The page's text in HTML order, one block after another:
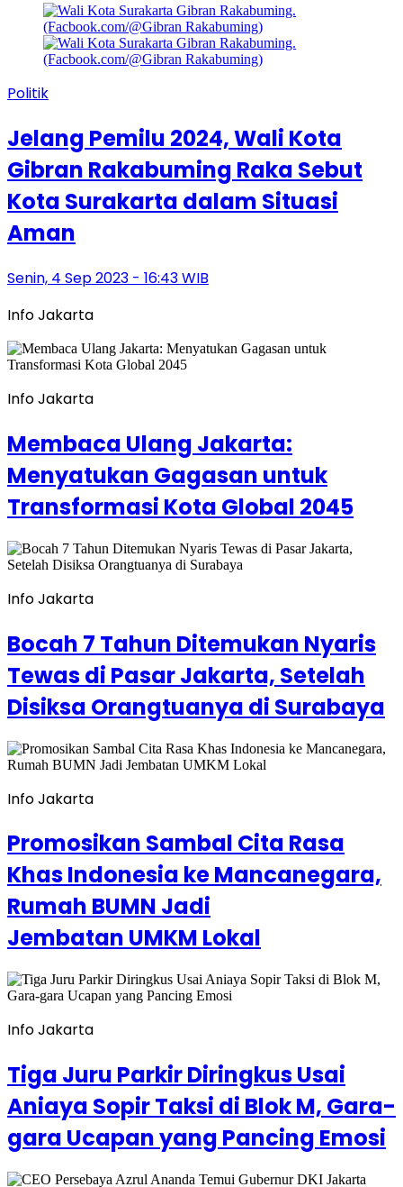
Politik
Jelang Pemilu 2024, Wali Kota
Gibran Rakabuming Raka Sebut
Kota Surakarta dalam Situasi
Aman
Senin, 4 Sep 2023 - 16:43 WIB
Info Jakarta
Info Jakarta
Membaca Ulang Jakarta:
Menyatukan Gagasan untuk
Transformasi Kota Global 2045
Info Jakarta
Bocah 7 Tahun Ditemukan Nyaris
Tewas di Pasar Jakarta, Setelah
Disiksa Orangtuanya di Surabaya
Info Jakarta
Promosikan Sambal Cita Rasa
Khas Indonesia ke Mancanegara,
Rumah BUMN Jadi
Jembatan UMKM Lokal
Info Jakarta
Tiga Juru Parkir Diringkus Usai
Aniaya Sopir Taksi di Blok M, Gara-
gara Ucapan yang Pancing Emosi